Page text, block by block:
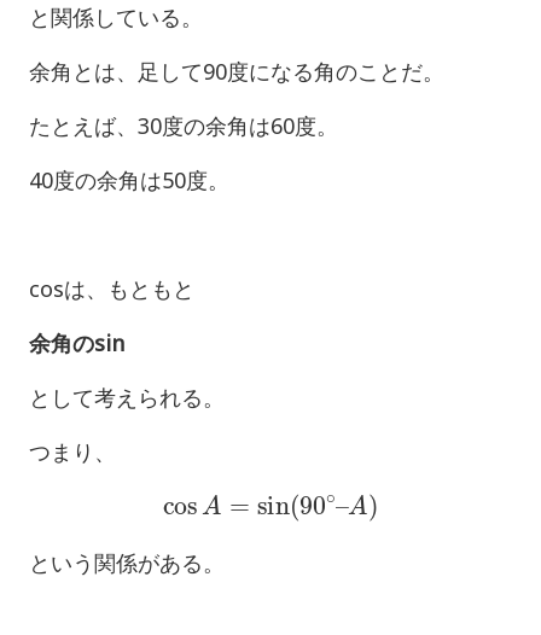
と関係している。
余角とは、足して90度になる角のことだ。
たとえば、30度の余角は60度。
40度の余角は50度。
cosは、もともと
余角のsin
として考えられる。
つまり、
cos A sin(90∘– A)
という関係がある。